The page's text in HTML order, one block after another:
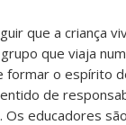
que a criança
que viaja
formar o espírito
de
educadores